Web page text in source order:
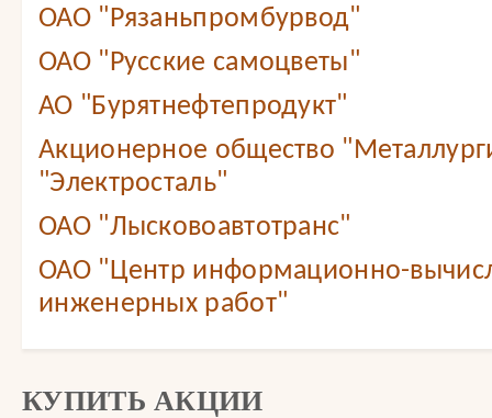
ОАО "Рязаньпромбурвод"
ОАО "Русские самоцветы"
АО "Бурятнефтепродукт"
Акционерное общество
"Электросталь"
ОАО "Лысковоавтотранс"
ОАО "Центр информационно-
инженерных работ"
КУПИТЬ АКЦИИ